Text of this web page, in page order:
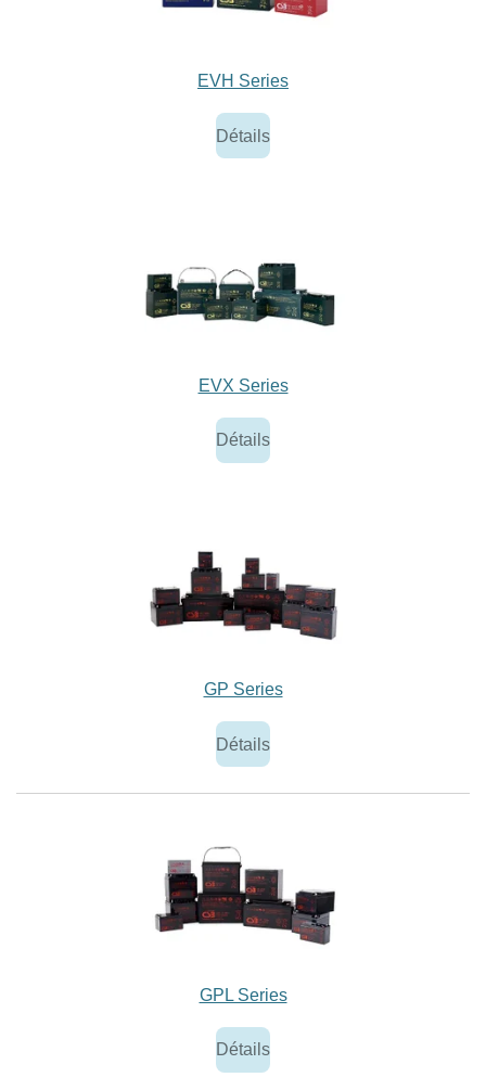
EVH Series
Détails
EVX Series
Détails
GP Series
Détails
GPL Series
Détails